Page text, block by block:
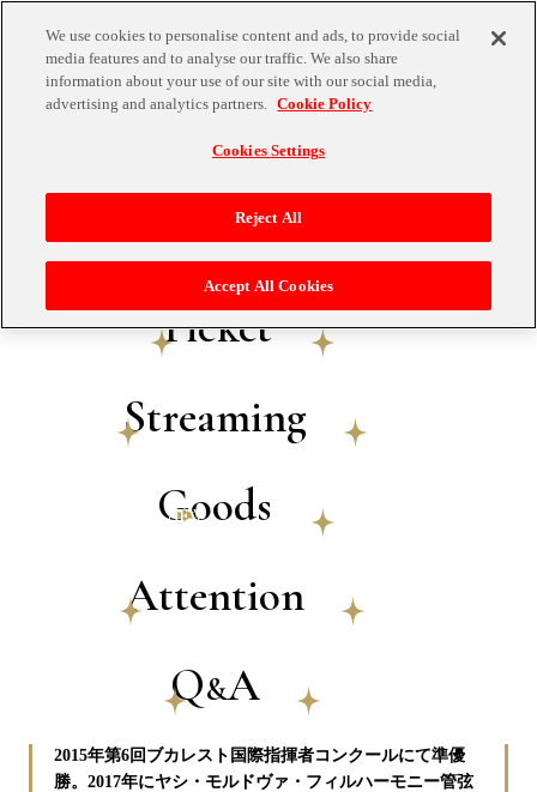
Top
Information
Cast
Ticket
Streaming
Goods
Attention
Q&A
Cast
キャスト
昼・夜公演 ご出演
指揮
2015年第6回ブカレスト国際指揮者コンクールにて準優
勝。2017年にヤシ・モルドヴァ・フィルハーモニー管弦
We use cookies to personalise content and ads, to provide social
media features and to analyse our traffic. We also share
information about your use of our site with our social media,
advertising and analytics partners. Cookie Policy
Cookies Settings
Reject All
Accept All Cookies